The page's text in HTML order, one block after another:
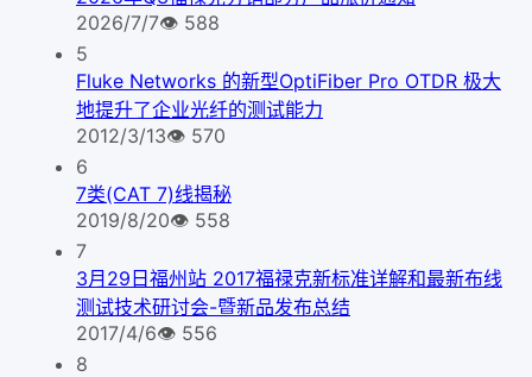
2026/7/7👁 588
5
Fluke Networks 的新型OptiFiber Pro OTDR 极大
地提升了企业光纤的测试能力
2012/3/13👁 570
6
7类(CAT 7)线揭秘
2019/8/20👁 558
7
3月29日福州站 2017福禄克新标准详解和最新布线
测试技术研讨会-暨新品发布总结
2017/4/6👁 556
8